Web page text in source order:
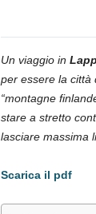
Un viaggio in
per essere la città
“montagne
stare a stretto
lasciare massima
Scarica il pdf